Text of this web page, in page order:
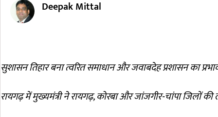
Deepak Mittal
सुशासन तिहार बना त्वरित समाधान और जवाबदेह प्रशासन का
रायगढ़ में मुख्यमंत्री ने रायगढ़, कोरबा और जांजगीर-चांपा जिलों